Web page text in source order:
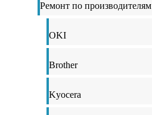
Ремонт по производителям
OKI
Brother
Kyocera